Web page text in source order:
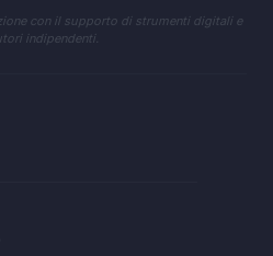
con il supporto di strumenti digitali e
indipendenti.